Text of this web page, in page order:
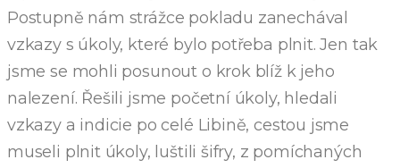
Postupně nám strážce pokladu zanechával
vzkazy s úkoly, které bylo potřeba plnit. Jen tak
jsme se mohli posunout o krok blíž k jeho
nalezení. Řešili jsme početní úkoly, hledali
vzkazy a indicie po celé Libině, cestou jsme
museli plnit úkoly, luštili šifry, z pomíchaných